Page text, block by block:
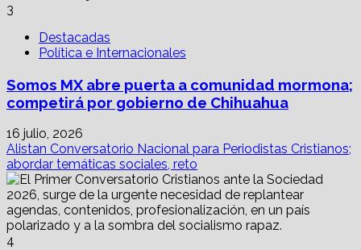
3
Destacadas
Política e Internacionales
Somos MX abre puerta a comunidad mormona;
competirá por gobierno de Chihuahua
16 julio, 2026
Alistan Conversatorio Nacional para Periodistas Cristianos;
abordar temáticas sociales, reto
4